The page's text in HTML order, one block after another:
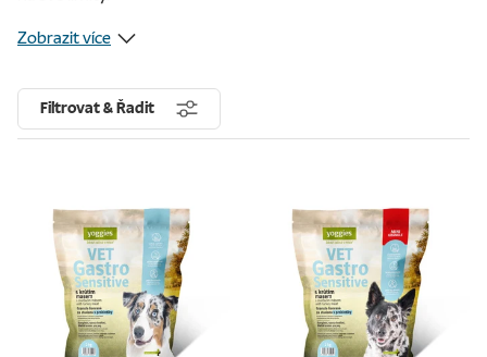
Zobrazit více
Filtrovat & Řadit